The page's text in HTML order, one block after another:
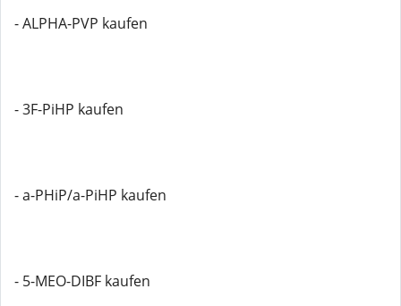
- ALPHA-PVP kaufen
- 3F-PiHP kaufen
- a-PHiP/a-PiHP kaufen
- 5-MEO-DIBF kaufen